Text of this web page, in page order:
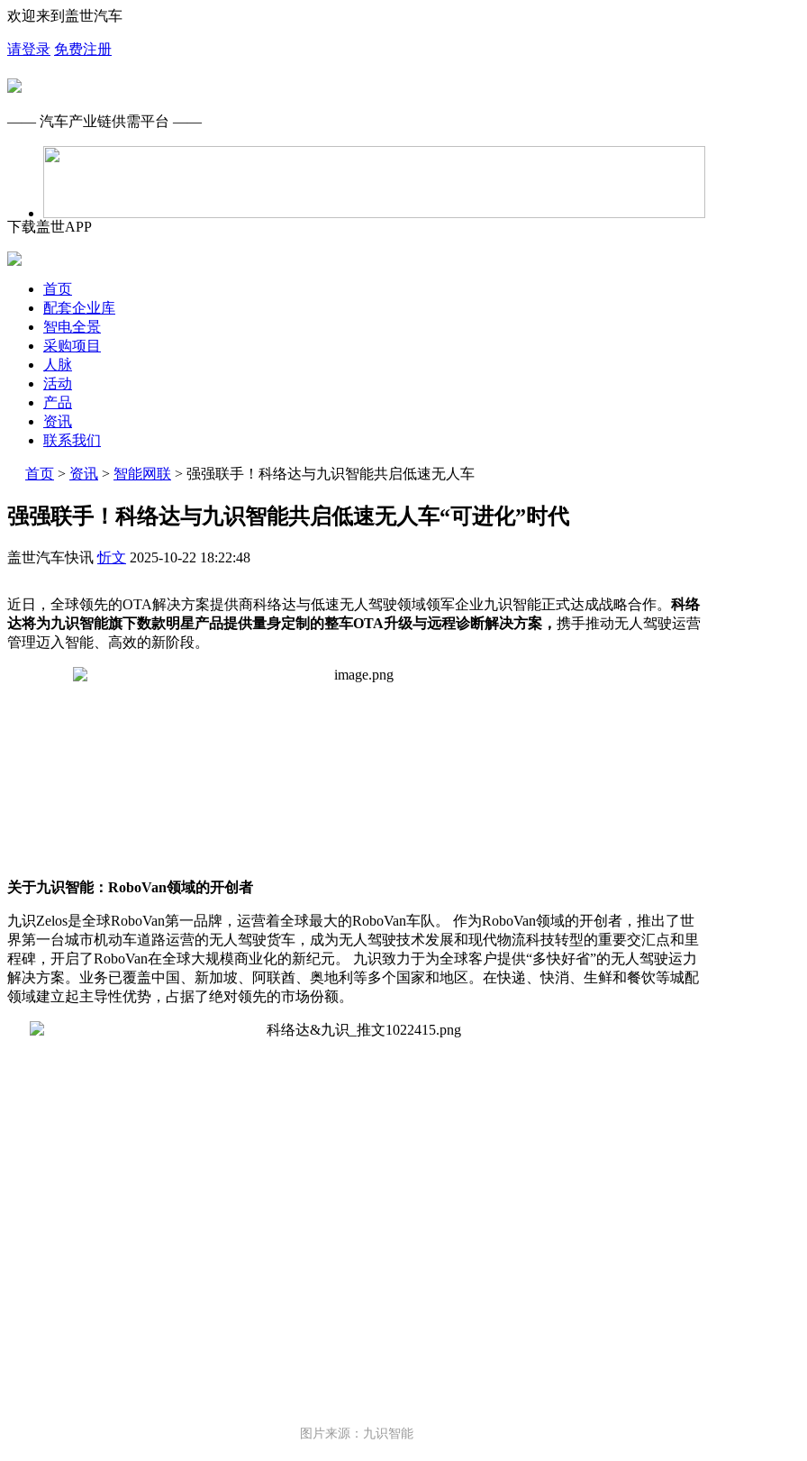
欢迎来到盖世汽车
请登录 免费注册
—— 汽车产业链供需平台 ——
下载盖世APP
首页
配套企业库
智电全景
采购项目
人脉
活动
产品
资讯
联系我们
首页 > 资讯 > 智能网联 > 强强联手！科络达与九识智能共启低速无人车
强强联手！科络达与九识智能共启低速无人车“可进化”时代
盖世汽车快讯 忻文 2025-10-22 18:22:48
近日，全球领先的OTA解决方案提供商科络达与低速无人驾驶领域领军企业九识智能正式达成战略合作。 科络
达将为九识智能旗下数款明星产品提供量身定制的整车OTA升级与远程诊断解决方案， 携手推动无人驾驶运营
管理迈入智能、高效的新阶段。
关于九识智能： RoboVan领域的开创者
九识Zelos是全球RoboVan第一品牌，运营着全球最大的RoboVan车队。 作为RoboVan领域的开创者，推出了世
界第一台城市机动车道路运营的无人驾驶货车，成为无人驾驶技术发展和现代物流科技转型的重要交汇点和里
程碑，开启了RoboVan在全球大规模商业化的新纪元。 九识致力于为全球客户提供“多快好省”的无人驾驶运力
解决方案。业务已覆盖中国、新加坡、阿联酋、奥地利等多个国家和地区。在快递、快消、生鲜和餐饮等城配
领域建立起主导性优势，占据了绝对领先的市场份额。
图片来源：九识智能